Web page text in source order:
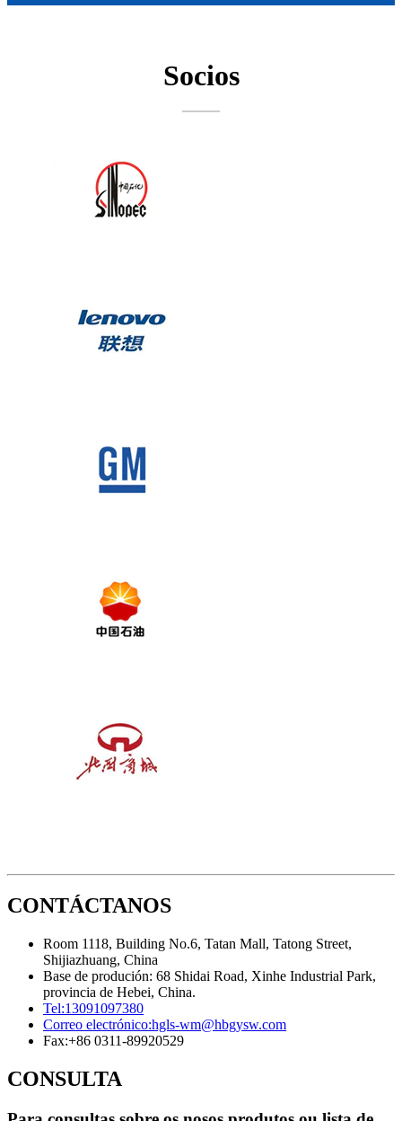
Socios
CONTÁCTANOS
Room 1118, Building No.6, Tatan Mall, Tatong Street,
Shijiazhuang, China
Base de produción: 68 Shidai Road, Xinhe Industrial Park,
provincia de Hebei, China.
Tel:13091097380
Correo electrónico:hgls-wm@hbgysw.com
Fax:+86 0311-89920529
CONSULTA